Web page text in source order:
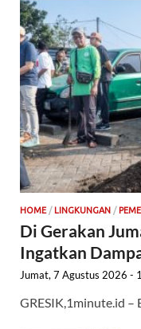
HOME / LINGKUNGAN /
Di Gerakan
Ingatkan
Jumat, 7 Agustus 2026 -
GRESIK,1minute.id –